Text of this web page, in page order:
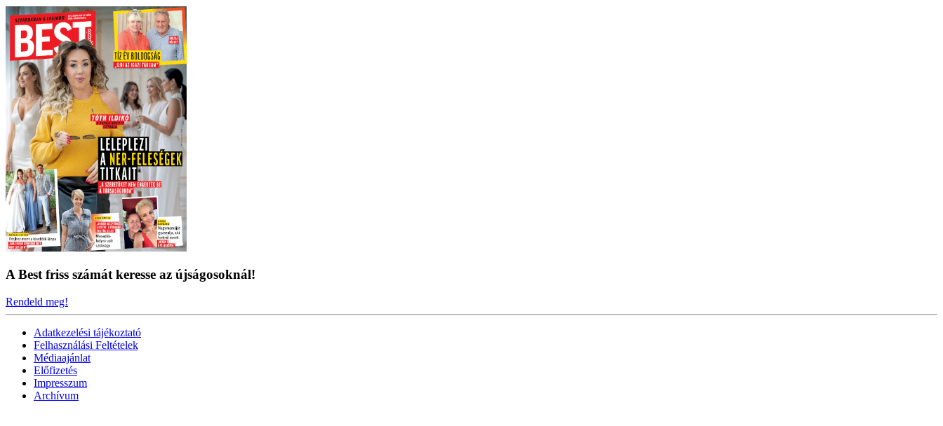
A Best friss számát keresse az újságosoknál!
Rendeld meg!
Adatkezelési tájékoztató
Felhasználási Feltételek
Médiaajánlat
Előfizetés
Impresszum
Archívum